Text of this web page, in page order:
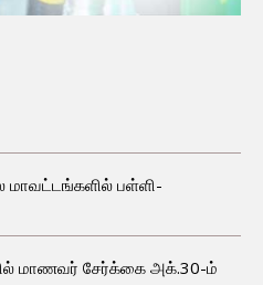
மாவட்டங்களில் பள்ளி-
மாணவர் சேர்க்கை அக்.30-ம்